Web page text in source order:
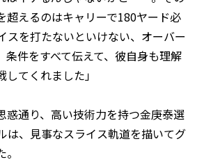
超えるのはキャリーで180ヤード必
スを打たないといけない、オーバー
条件をすべて伝えて、彼自身も理解
してくれました」
惑通り、高い技術力を持つ金庚泰選
は、見事なスライス軌道を描いてグ